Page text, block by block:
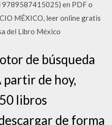
9789587415025) en PDF o
MÉXICO, leer online gratis
del Libro México
de búsqueda
partir de hoy,
libros
de forma